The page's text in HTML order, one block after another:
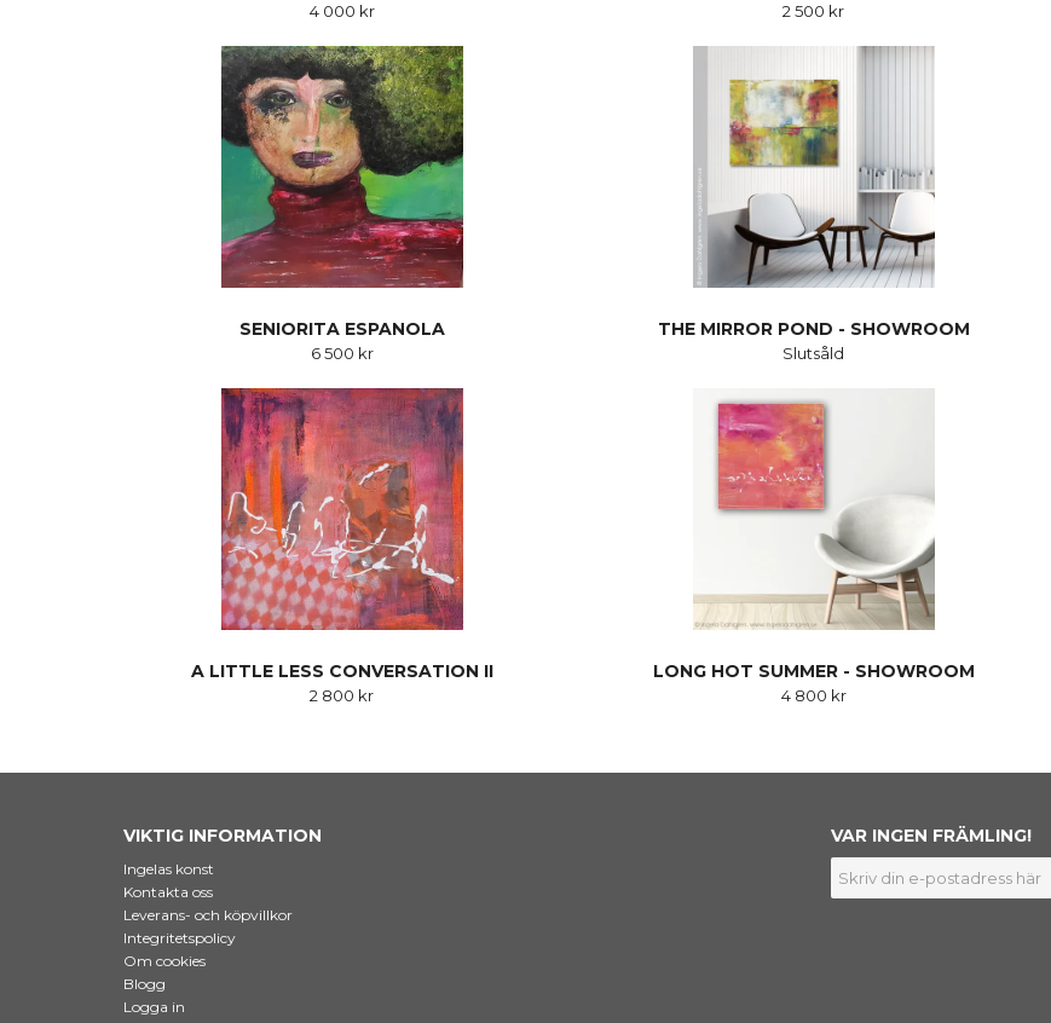
4 000 kr 2 500 kr
SENIORITA ESPANOLA
6 500 kr
THE MIRROR POND - SHOWROOM
Slutsåld
A LITTLE LESS CONVERSATION II
2 800 kr
LONG HOT SUMMER - SHOWROOM
4 800 kr
VIKTIG INFORMATION
Ingelas konst
Kontakta oss
Leverans- och köpvillkor
Integritetspolicy
Om cookies
Blogg
Logga in
VAR INGEN FRÄMLING!